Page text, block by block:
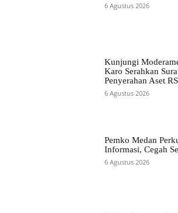
6 Agustus 2026
Kunjungi
Karo Serahkan
Penyerahan Aset
6 Agustus 2026
Pemko Medan
Informasi, Cegah
6 Agustus 2026